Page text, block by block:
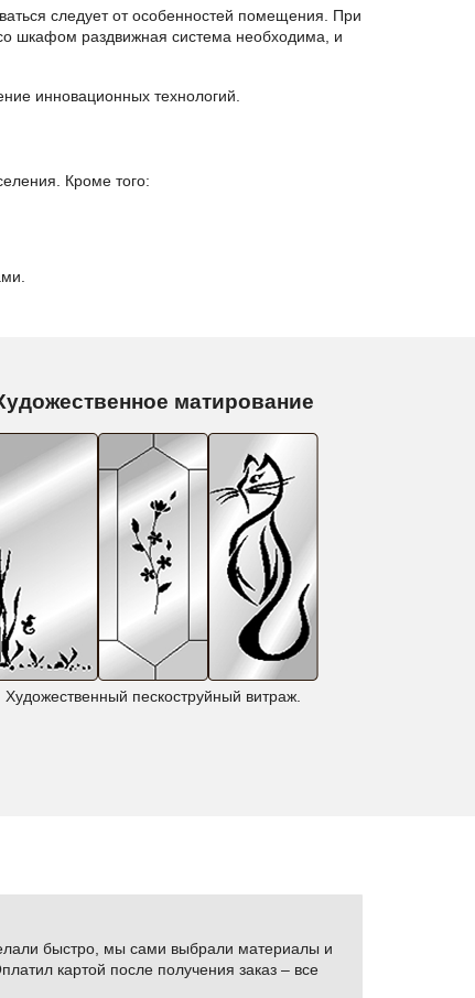
следует от особенностей помещения. При
шкафом раздвижная система необходима, и
инновационных технологий.
Кроме того:
матирование
Художественный пескоструйный витраж.
быстро, мы сами выбрали материалы и
картой после получения заказ – все